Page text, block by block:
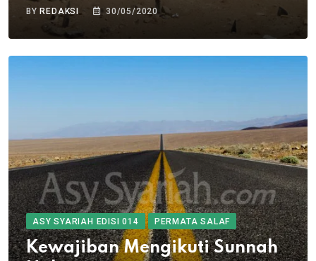
BYREDAKSI 30/05/2020
ASY SYARIAH EDISI 014 PERMATA SALAF
Kewajiban Mengikuti Sunnah